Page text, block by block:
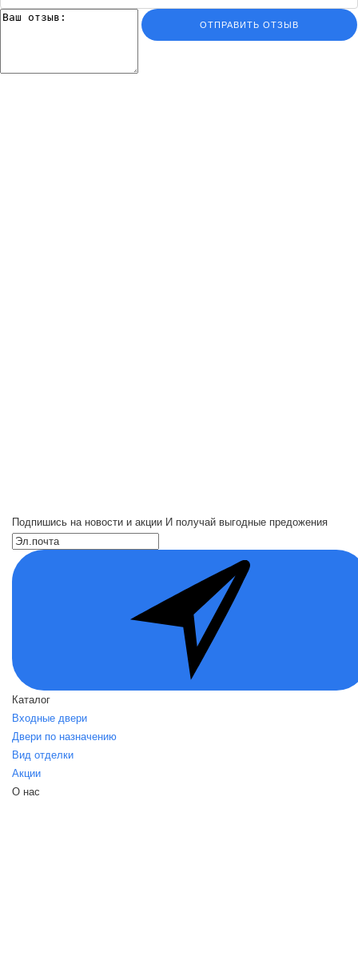
ОТПРАВИТЬ ОТЗЫВ
Подпишись на новости и акции И получай выгодные предожения
Каталог
Входные двери
Двери по назначению
Вид отделки
Акции
О нас